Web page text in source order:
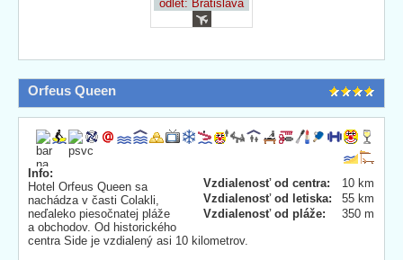
odlet: Bratislava
Orfeus Queen
Vzdialenosť od centra:
10 km
Vzdialenosť od letiska:
55 km
Vzdialenosť od pláže:
350 m
Info:
Hotel Orfeus Queen sa
nachádza v časti Colakli,
neďaleko piesočnatej pláže
a obchodov. Od historického
centra Side je vzdialený asi 10 kilometrov.